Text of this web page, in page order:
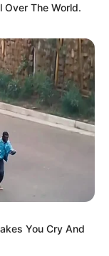
Over The World.
You Cry And